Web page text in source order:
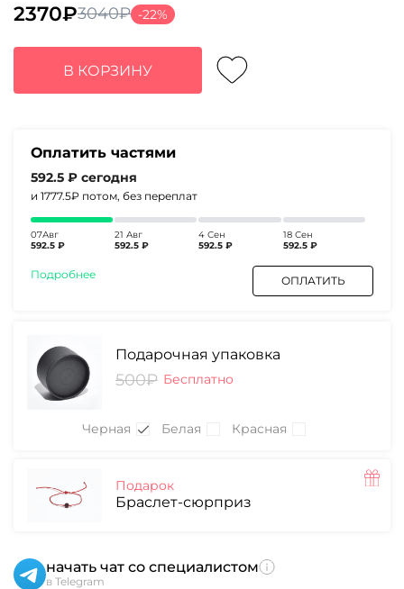
3040₽
Первоначальная
цена
составляла
3040₽.
2370₽
Текущая
цена:
2370₽.
-22%
В КОРЗИНУ
Оплатить частями
592.5 ₽ сегодня
и 1777.5₽ потом, без переплат
07Авг
592.5 ₽
21 Авг
592.5 ₽
4 Сен
592.5 ₽
18 Сен
592.5 ₽
Подробнее ОПЛАТИТЬ
Подарочная упаковка
500₽ Бесплатно
Черная Белая Красная
Подарок
Браслет-сюрприз
начать чат со специалистом
в Telegram